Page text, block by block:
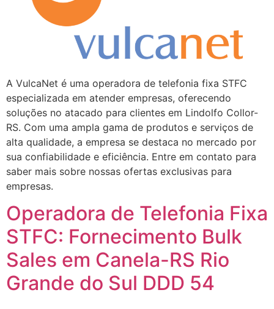
A VulcaNet é uma operadora de telefonia fixa STFC
especializada em atender empresas, oferecendo
soluções no atacado para clientes em Lindolfo Collor-
RS. Com uma ampla gama de produtos e serviços de
alta qualidade, a empresa se destaca no mercado por
sua confiabilidade e eficiência. Entre em contato para
saber mais sobre nossas ofertas exclusivas para
empresas.
Operadora de Telefonia Fixa
STFC: Fornecimento Bulk
Sales em Canela-RS Rio
Grande do Sul DDD 54